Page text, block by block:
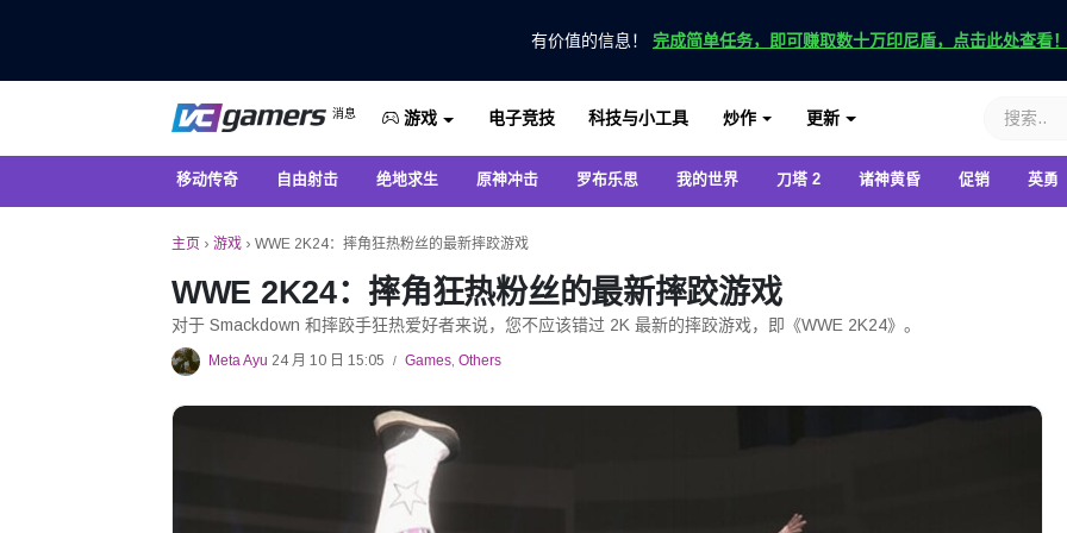
有价值的信息！ 完成简单任务，即可赚取数十万印尼盾，点击此处查看！
VC游戏新闻
消息
仅在 VCGamers 获取最新的游戏新闻
游戏 电子竞技 科技与小工具 炒作 更新
移动传奇 自由射击 绝地求生 原神冲击 罗布乐思 我的世界 刀塔 2 诸神黄昏 促销 英勇
主页 › 游戏 › WWE 2K24：摔角狂热粉丝的最新摔跤游戏
WWE 2K24：摔角狂热粉丝的最新摔跤游戏
对于 Smackdown 和摔跤手狂热爱好者来说，您不应该错过 2K 最新的摔跤游戏，即《WWE 2K24》。
Meta Ayu 24 月 10 日 15:05 / Games, Others